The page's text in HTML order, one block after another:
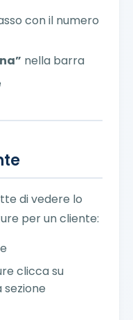
con il numero
nella barra
di vedere lo
per un cliente:
clicca su
sezione